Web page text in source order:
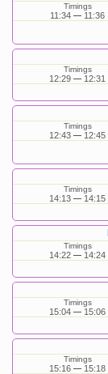
Timings
11:34 11:36
Timings
12:29 12:31
Timings
12:43 12:45
Timings
14:13 14:15
Timings
14:22 14:24
Timings
15:04 15:06
Timings
15:16 15:18